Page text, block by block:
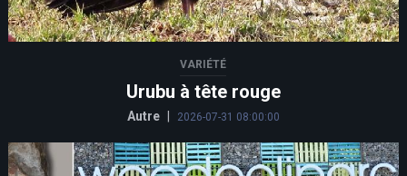
VARIÉTÉ
Urubu à tête rouge
Autre 2026-07-31 08:00:00